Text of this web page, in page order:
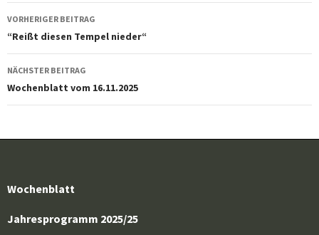
Beitragsnavigation
VORHERIGER BEITRAG
“Reißt diesen Tempel nieder“
NÄCHSTER BEITRAG
Wochenblatt vom 16.11.2025
Wochenblatt
Jahresprogramm 2025/25